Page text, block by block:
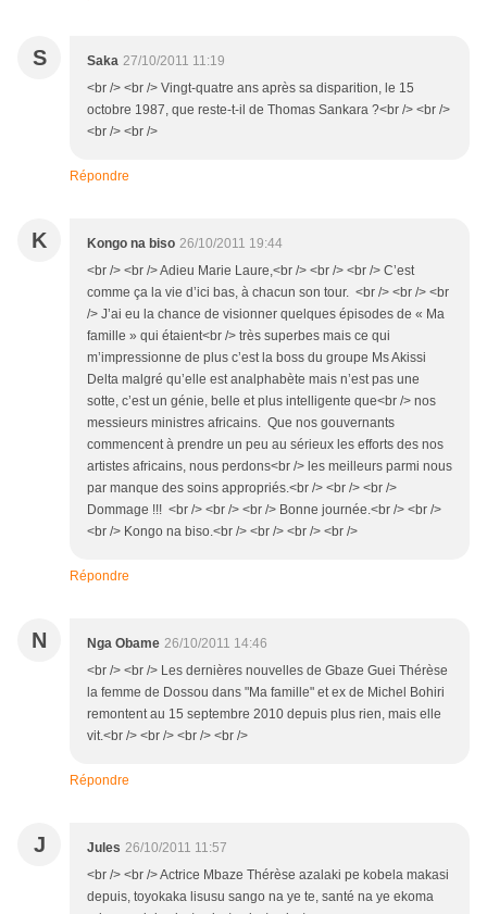
S Saka 27/10/2011 11:19
<br /> <br /> Vingt-quatre ans après sa disparition, le 15
octobre 1987, que reste-t-il de Thomas Sankara ?<br /> <br />
<br /> <br />
Répondre
K Kongo na biso 26/10/2011 19:44
<br /> <br /> Adieu Marie Laure,<br /> <br /> <br /> C’est
comme ça la vie d’ici bas, à chacun son tour. <br /> <br /> <br
/> J’ai eu la chance de visionner quelques épisodes de « Ma
famille » qui étaient<br /> très superbes mais ce qui
m’impressionne de plus c’est la boss du groupe Ms Akissi
Delta malgré qu’elle est analphabète mais n’est pas une
sotte, c’est un génie, belle et plus intelligente que<br /> nos
messieurs ministres africains. Que nos gouvernants
commencent à prendre un peu au sérieux les efforts des nos
artistes africains, nous perdons<br /> les meilleurs parmi nous
par manque des soins appropriés.<br /> <br /> <br />
Dommage !!! <br /> <br /> <br /> Bonne journée.<br /> <br />
<br /> Kongo na biso.<br /> <br /> <br /> <br />
Répondre
N Nga Obame 26/10/2011 14:46
<br /> <br /> Les dernières nouvelles de Gbaze Guei Thérèse
la femme de Dossou dans "Ma famille" et ex de Michel Bohiri
remontent au 15 septembre 2010 depuis plus rien, mais elle
vit.<br /> <br /> <br /> <br />
Répondre
J Jules 26/10/2011 11:57
<br /> <br /> Actrice Mbaze Thérèse azalaki pe kobela makasi
depuis, toyokaka lisusu sango na ye te, santé na ye ekoma